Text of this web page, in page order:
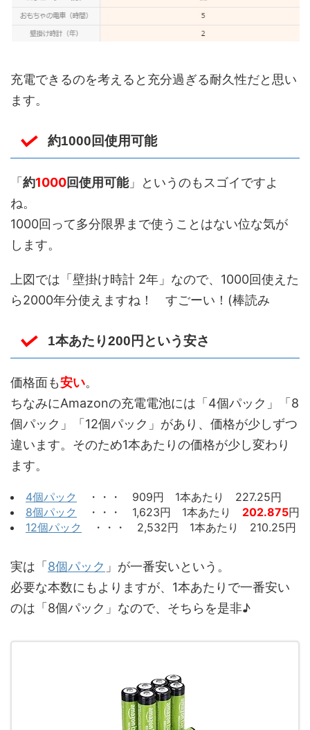
充電できるのを考えると充分過ぎる耐久性だと思い
ます。
約1000回使用可能
「 約1000回使用可能」というのもスゴイですよ
ね。
1000回って多分限界まで使うことはない位な気が
します。
上図では「壁掛け時計 2年」なので、1000回使えた
ら2000年分使えますね！ すごーい！(棒読み
1本あたり200円という安さ
価格面も安い。
ちなみにAmazonの充電電池には「4個パック」「8
個パック」「12個パック」があり、価格が少しずつ
違います。そのため1本あたりの価格が少し変わり
ます。
4個パック
・・・ 909円 1本あたり 227.25円
8個パック
・・・ 1,623円 1本あたり 202.875円
12個パック
・・・ 2,532円 1本あたり 210.25円
実は「 8個パック 」が一番安いという。
必要な本数にもよりますが、1本あたりで一番安い
のは「8個パック」なので、そちらを是非♪